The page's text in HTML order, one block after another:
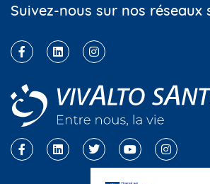
Suivez-nous sur nos réseaux